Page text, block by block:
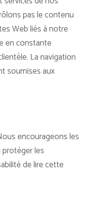
pas le contenu
Web liés à notre
en constante
La navigation
soumises aux
encourageons les
les
de lire cette